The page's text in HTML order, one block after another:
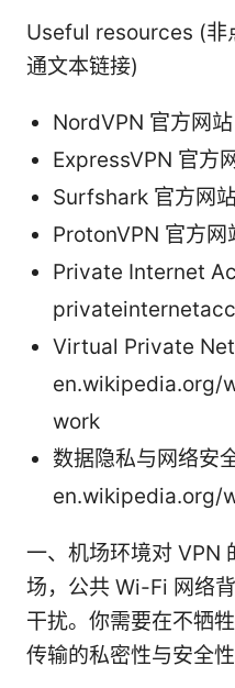
Useful resources (非
通文本链接)
NordVPN 官方网
ExpressVPN 官方
Surfshark 官方网
ProtonVPN 官方
Private Internet
Virtual Private
en.wikipedia.org/
work
数据隐私与网络安
en.wikipedia.org/
一、机场环境对 VPN
场，公共 Wi-Fi 网络
干扰。你需要在不牺
传输的私密性与安全性